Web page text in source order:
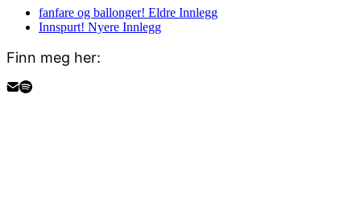
fanfare og ballonger! Eldre Innlegg
Innspurt! Nyere Innlegg
Finn meg her: